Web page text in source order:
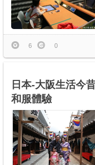
6 0
日本-大阪生活今
和服體驗